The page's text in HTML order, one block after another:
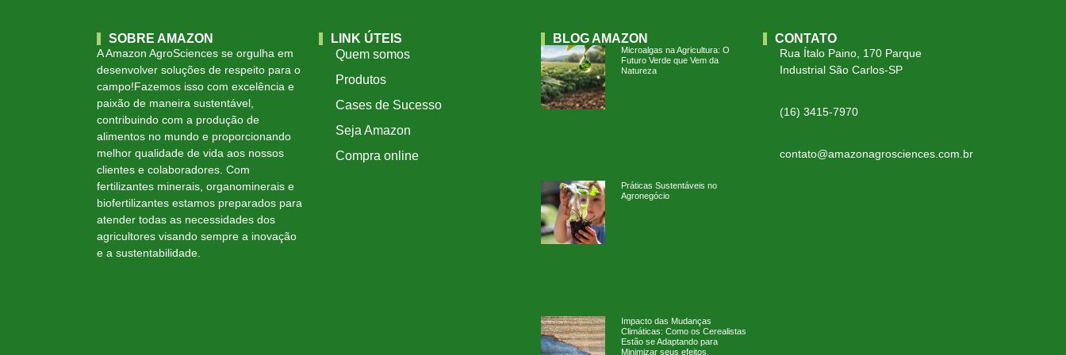
SOBRE AMAZON
A Amazon AgroSciences se orgulha em
desenvolver soluções de respeito para o
campo!Fazemos isso com excelência e
paixão de maneira sustentável,
contribuindo com a produção de
alimentos no mundo e proporcionando
melhor qualidade de vida aos nossos
clientes e colaboradores. Com
fertilizantes minerais, organominerais e
biofertilizantes estamos preparados para
atender todas as necessidades dos
agricultores visando sempre a inovação
e a sustentabilidade.
LINK ÚTEIS
Quem somos
Produtos
Cases de Sucesso
Seja Amazon
Compra online
BLOG AMAZON
Microalgas na Agricultura: O
Futuro Verde que Vem da
Natureza
Práticas Sustentáveis no
Agronegócio
Impacto das Mudanças
Climáticas: Como os Cerealistas
Estão se Adaptando para
Minimizar seus efeitos.
CONTATO
Rua Ítalo Paino, 170 Parque
Industrial São Carlos-SP
(16) 3415-7970
contato@amazonagrosciences.com.br